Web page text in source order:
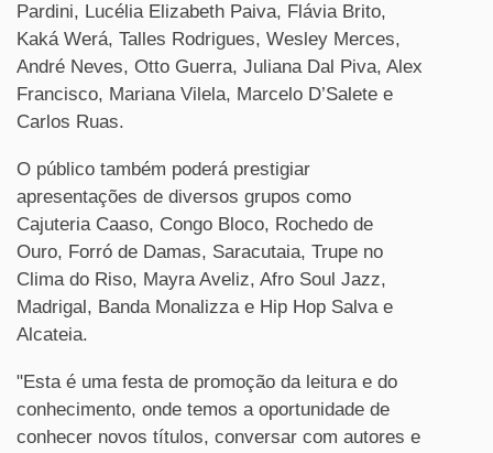
Pardini, Lucélia Elizabeth Paiva, Flávia Brito,
Kaká Werá, Talles Rodrigues, Wesley Merces,
André Neves, Otto Guerra, Juliana Dal Piva, Alex
Francisco, Mariana Vilela, Marcelo D’Salete e
Carlos Ruas.
O público também poderá prestigiar
apresentações de diversos grupos como
Cajuteria Caaso, Congo Bloco, Rochedo de
Ouro, Forró de Damas, Saracutaia, Trupe no
Clima do Riso, Mayra Aveliz, Afro Soul Jazz,
Madrigal, Banda Monalizza e Hip Hop Salva e
Alcateia.
"Esta é uma festa de promoção da leitura e do
conhecimento, onde temos a oportunidade de
conhecer novos títulos, conversar com autores e